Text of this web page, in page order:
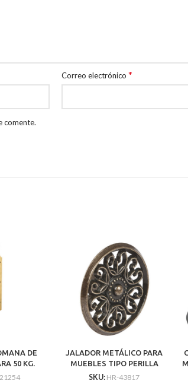
Correo electrónico *
comente.
DE
50 KG.
DE UN
JALADOR METÁLICO PARA
MUEBLES TIPO PERILLA
ESTILO «COLONIAL» LATÓN
SKU: HR-43817